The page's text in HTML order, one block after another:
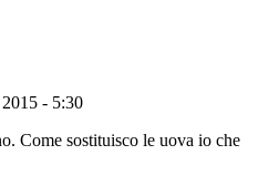
- 5:30
Come sostituisco le uova io che